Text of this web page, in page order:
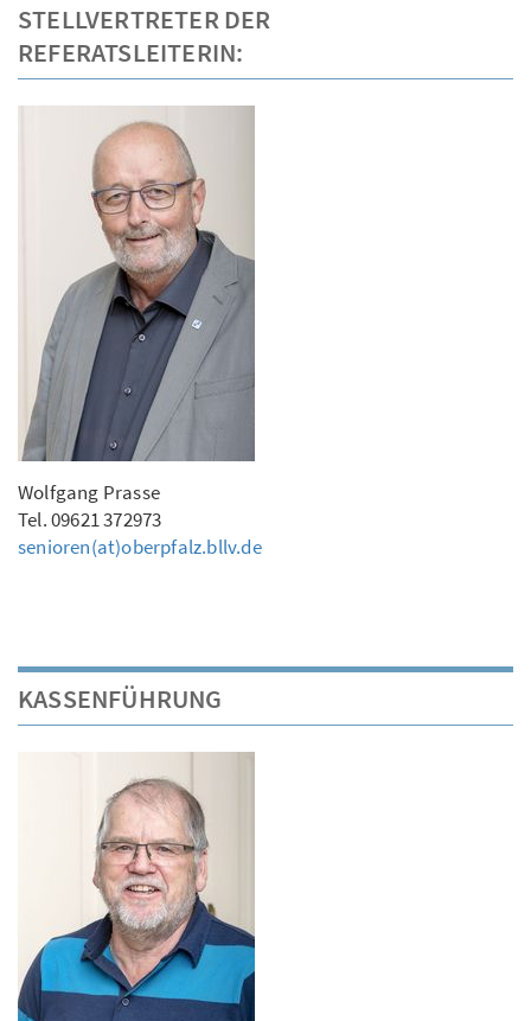
STELLVERTRETER DER
REFERATSLEITERIN:
Wolfgang Prasse
Tel. 09621 372973
senioren(at)oberpfalz.bllv.de
KASSENFÜHRUNG